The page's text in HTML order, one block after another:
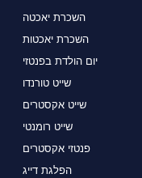
השכרת יאכטה
השכרת יאכטות
יום הולדת בפנטזי
שייט טורנדו
שייט אקסטרים
שייט רומנטי
פנטזי אקסטרים
הפלגת דייג